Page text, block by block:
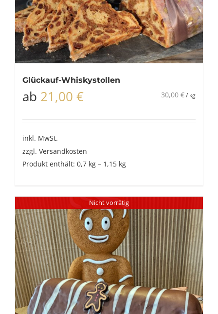
Glückauf-Whiskystollen
ab 21,00 € 30,00 €/ kg
inkl. MwSt.
zzgl. Versandkosten
Produkt enthält: 0,7 kg – 1,15 kg
Nicht vorrätig